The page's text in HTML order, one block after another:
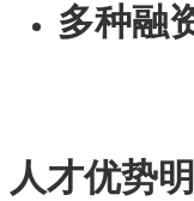
多种融
人才优势